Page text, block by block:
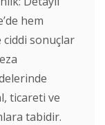
hem
ciddi sonuçlar
ticareti ve
tabidir.